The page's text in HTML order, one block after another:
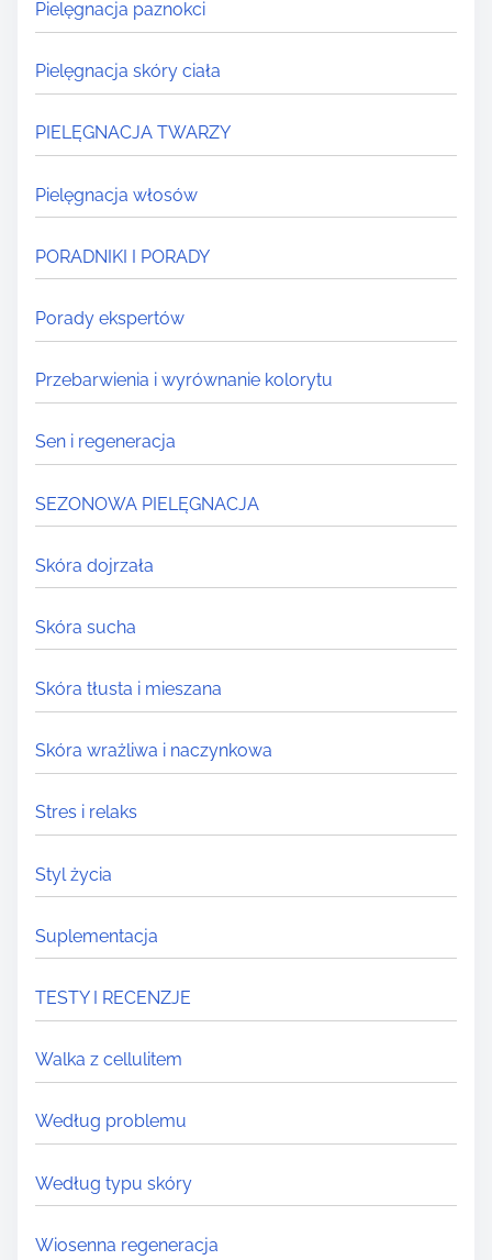
Pielęgnacja paznokci
Pielęgnacja skóry ciała
PIELĘGNACJA TWARZY
Pielęgnacja włosów
PORADNIKI I PORADY
Porady ekspertów
Przebarwienia i wyrównanie kolorytu
Sen i regeneracja
SEZONOWA PIELĘGNACJA
Skóra dojrzała
Skóra sucha
Skóra tłusta i mieszana
Skóra wrażliwa i naczynkowa
Stres i relaks
Styl życia
Suplementacja
TESTY I RECENZJE
Walka z cellulitem
Według problemu
Według typu skóry
Wiosenna regeneracja